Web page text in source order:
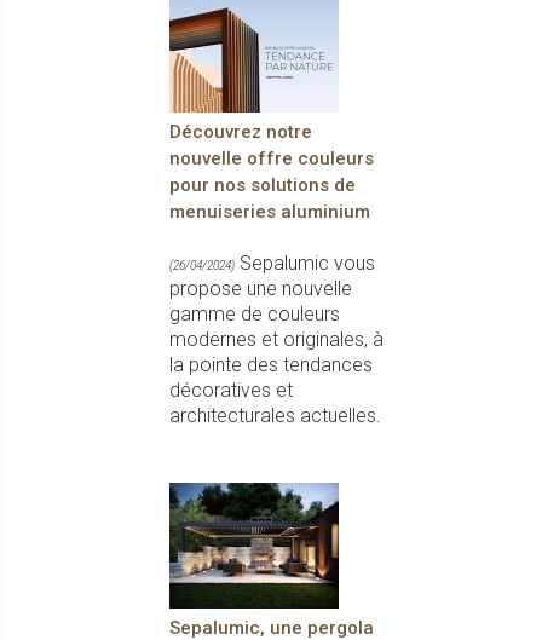
Découvrez notre
nouvelle offre couleurs
pour nos solutions de
menuiseries aluminium
(26/04/2024) Sepalumic vous
propose une nouvelle
gamme de couleurs
modernes et originales, à
la pointe des tendances
décoratives et
architecturales actuelles.
Sepalumic, une pergola